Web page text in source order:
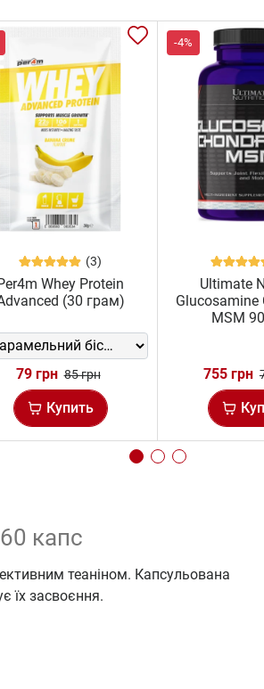
(3)
Whey Protein
(30 грам)
79 грн 85 грн
Купить
-4%
Ultimate
Glucosamine
MSM
755 грн
капс
теаніном. Капсульована
їх засвоєння.